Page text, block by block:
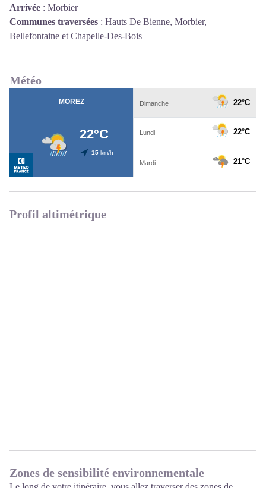
Arrivée : Morbier
Communes traversées : Hauts De Bienne, Morbier,
Bellefontaine et Chapelle-Des-Bois
Météo
Profil altimétrique
Zones de sensibilité environnementale